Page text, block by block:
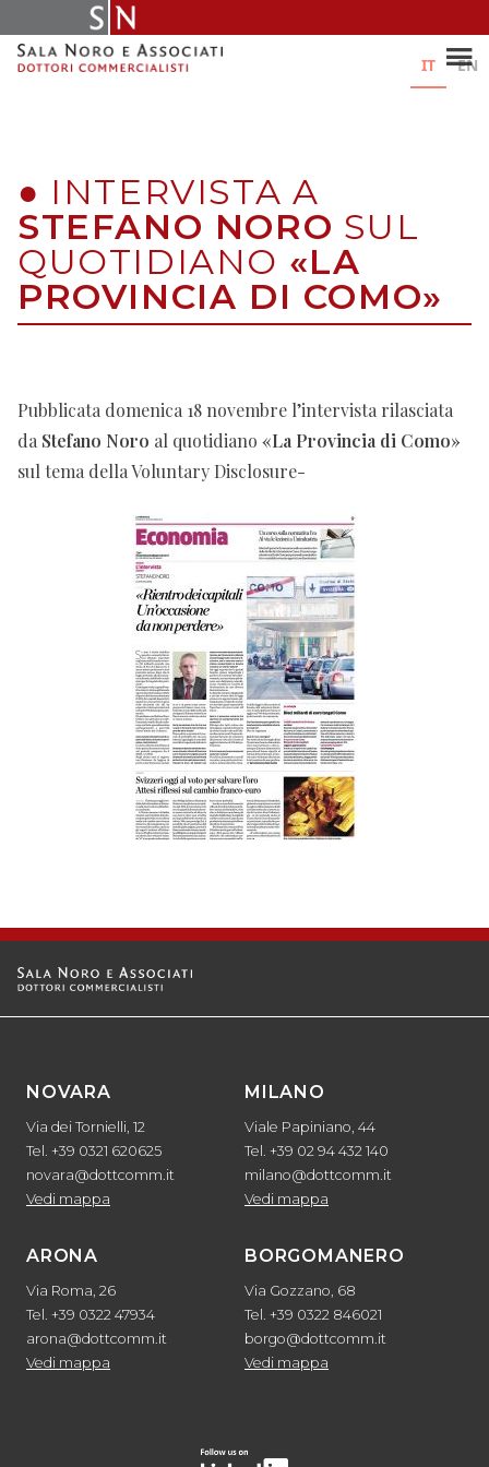
to
content
IT EN
● INTERVISTA A
STEFANO NORO SUL
QUOTIDIANO «LA
PROVINCIA DI COMO»
Pubblicata domenica 18 novembre l’intervista rilasciata
da Stefano Noro al quotidiano «La Provincia di Como»
sul tema della Voluntary Disclosure-
NOVARA
Via dei Tornielli, 12
Tel. +39 0321 620625
novara@dottcomm.it
Vedi mappa
MILANO
Viale Papiniano, 44
Tel. +39 02 94 432 140
milano@dottcomm.it
Vedi mappa
ARONA
Via Roma, 26
Tel. +39 0322 47934
arona@dottcomm.it
Vedi mappa
BORGOMANERO
Via Gozzano, 68
Tel. +39 0322 846021
borgo@dottcomm.it
Vedi mappa